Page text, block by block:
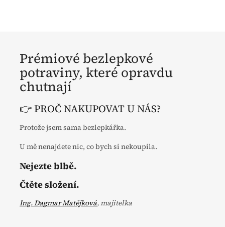
Prémiové bezlepkové
potraviny, které opravdu
chutnají
👉 PROČ NAKUPOVAT U NÁS?
Protože jsem sama bezlepkářka.
U mě nenajdete nic, co bych si nekoupila.
Nejezte blbě.
Čtěte složení.
Ing. Dagmar Matějková, majitelka